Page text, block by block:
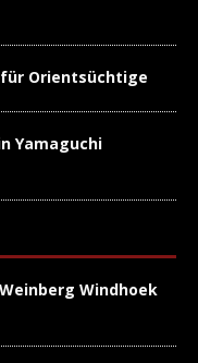
Orientsüchtige
Yamaguchi
Windhoek